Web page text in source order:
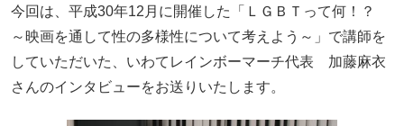
今回は、平成30年12月に開催した「ＬＧＢＴって何！？
～映画を通して性の多様性について考えよう～」で講師を
していただいた、いわてレインボーマーチ代表 加藤麻衣
さんのインタビューをお送りいたします。